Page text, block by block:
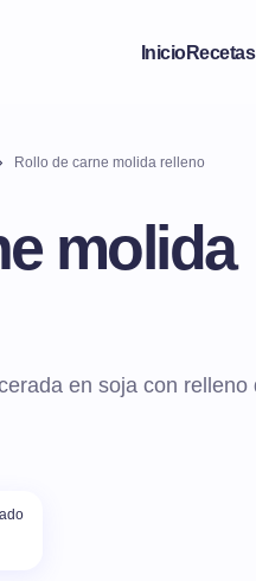
InicioRecetas
Rollo de carne molida relleno
molida
en soja con